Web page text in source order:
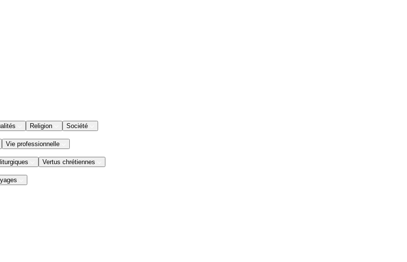
Religion Société
Vie professionnelle
Vertus chrétiennes